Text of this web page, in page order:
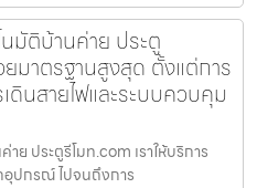
มัติบ้านค่าย ประตู
ยมาตรฐานสูงสุด ตั้งแต่การ
นสายไฟและระบบควบคุม
ย ประตูรีโมท.com เราให้บริการ
อุปกรณ์ ไปจนถึงการ